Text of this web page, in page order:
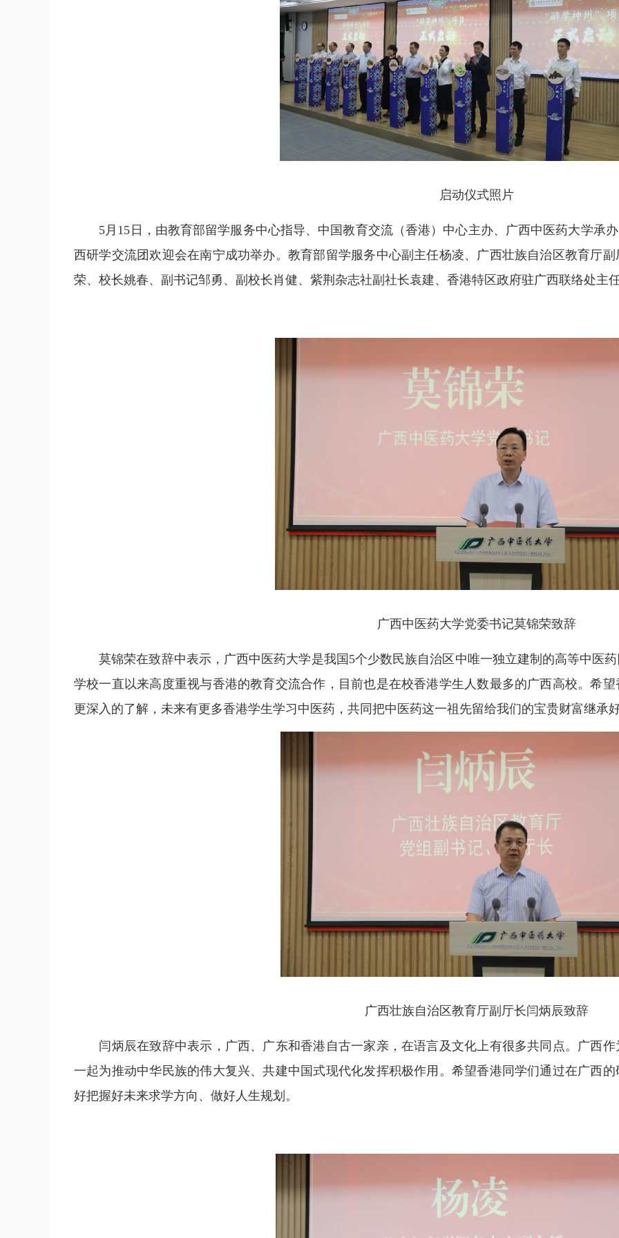
启动仪式照片
5月15日，由教育部留学服务中心指导、中国教育交流（香港）中心主办、广西中医药大学承
西研学交流团欢迎会在南宁成功举办。教育部留学服务中心副主任杨凌、广西壮族自治区教育厅
荣、校长姚春、副书记邹勇、副校长肖健、紫荆杂志社副社长袁建、香港特区政府驻广西联络处主
广西中医药大学党委书记莫锦荣致辞
莫锦荣在致辞中表示，广西中医药大学是我国5个少数民族自治区中唯一独立建制的高等中医
学校一直以来高度重视与香港的教育交流合作，目前也是在校香港学生人数最多的广西高校。希
更深入的了解，未来有更多香港学生学习中医药，共同把中医药这一祖先留给我们的宝贵财富
广西壮族自治区教育厅副厅长闫炳辰致辞
闫炳辰在致辞中表示，广西、广东和香港自古一家亲，在语言及文化上有很多共同点。广西作
一起为推动中华民族的伟大复兴、共建中国式现代化发挥积极作用。希望香港同学们通过在广西
好把握好未来求学方向、做好人生规划。